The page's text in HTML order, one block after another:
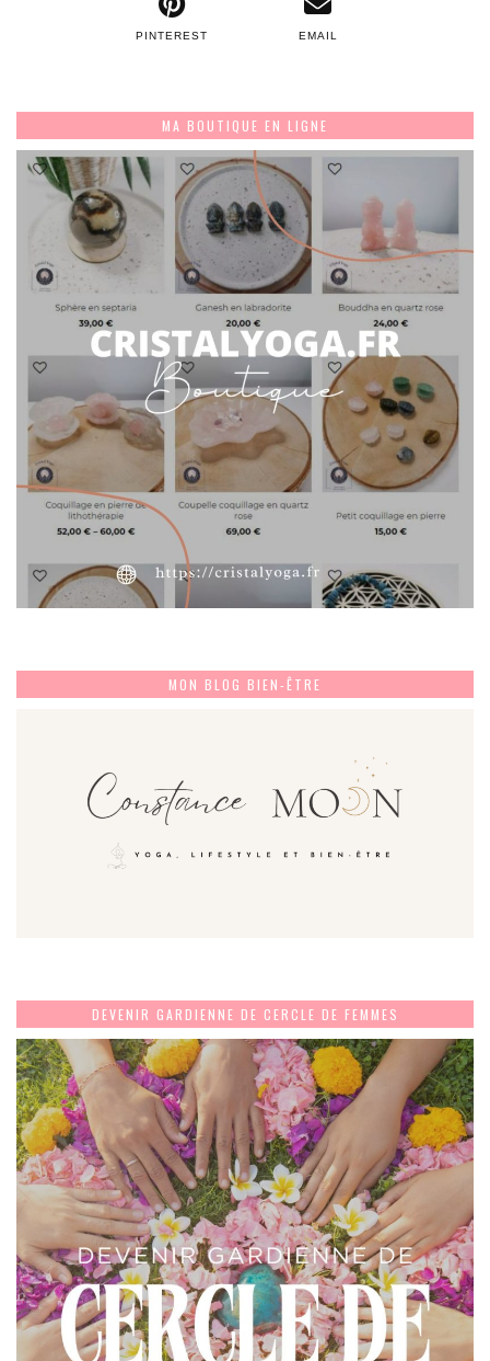
PINTEREST EMAIL
MA BOUTIQUE EN LIGNE
MON BLOG BIEN-ÊTRE
DEVENIR GARDIENNE DE CERCLE DE FEMMES